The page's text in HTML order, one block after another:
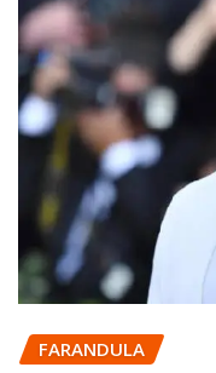
FARANDULA